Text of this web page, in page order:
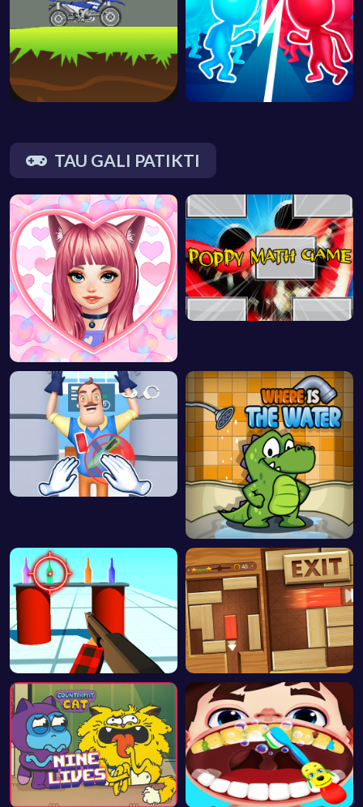
TAU GALI PATIKTI